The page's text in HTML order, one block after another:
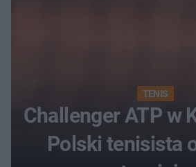
TENIS
Challenger ATP w
Polski tenisista